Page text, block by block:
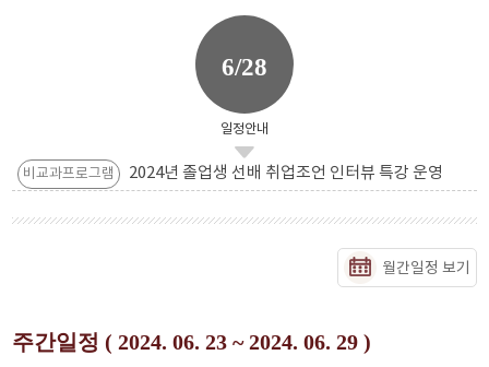
6/28
일정안내
비교과프로그램 2024년 졸업생 선배 취업조언 인터뷰 특강 운영
월간일정 보기
주간일정 ( 2024. 06. 23 ~ 2024. 06. 29 )